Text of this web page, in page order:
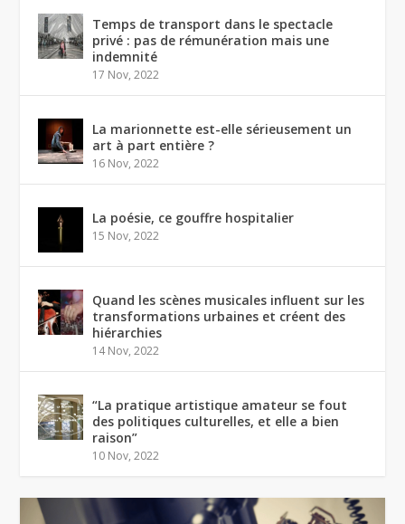
Temps de transport dans le spectacle
privé : pas de rémunération mais une
indemnité
17 Nov, 2022
La marionnette est-elle sérieusement un
art à part entière ?
16 Nov, 2022
La poésie, ce gouffre hospitalier
15 Nov, 2022
Quand les scènes musicales influent sur les
transformations urbaines et créent des
hiérarchies
14 Nov, 2022
“La pratique artistique amateur se fout
des politiques culturelles, et elle a bien
raison”
10 Nov, 2022